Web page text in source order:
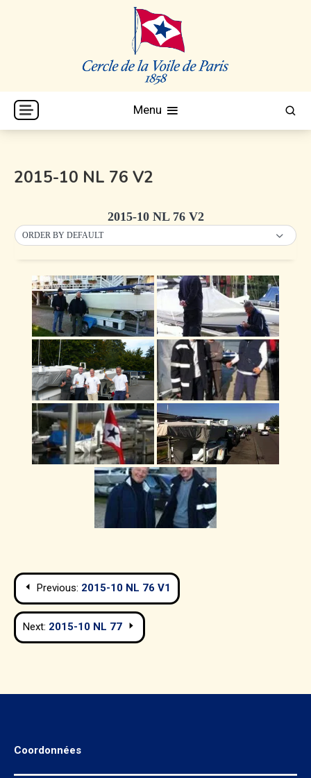
CVP
Cercle de la Voile de Paris
Menu
2015-10 NL 76 V2
2015-10 NL 76 V2
ORDER BY DEFAULT
Navigation
de
l’article
Previous: 2015-10 NL 76 V1
Next: 2015-10 NL 77
Coordonnées